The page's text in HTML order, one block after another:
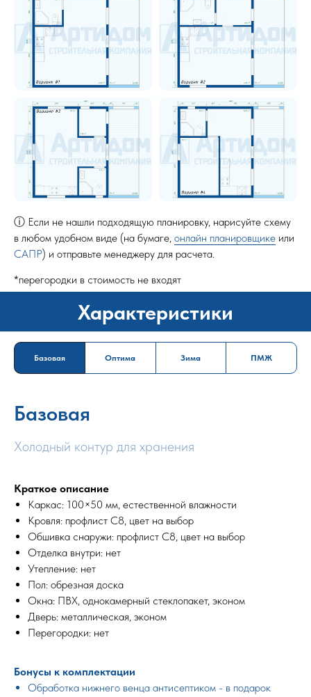
ⓘ Если не нашли подходящую планировку, нарисуйте схему
в любом удобном виде (на бумаге, онлайн планировщике или
САПР) и отправьте менеджеру для расчета.
*перегородки в стоимость не входят
Характеристики
Базовая Оптима Зима ПМЖ
Базовая
Холодный контур для хранения
Краткое описание
Каркас: 100×50 мм, естественной влажности
Кровля: профлист С8, цвет на выбор
Обшивка снаружи: профлист С8, цвет на выбор
Отделка внутри: нет
Утепление: нет
Пол: обрезная доска
Окна: ПВХ, однокамерный стеклопакет, эконом
Дверь: металлическая, эконом
Перегородки: нет
Бонусы к комплектации
Обработка нижнего венца антисептиком - в подарок